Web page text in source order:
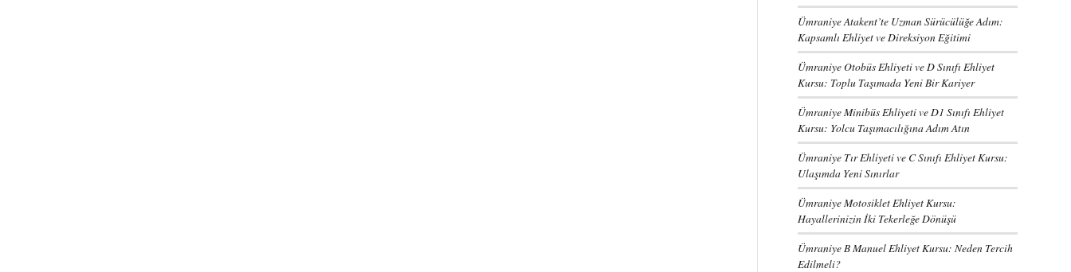
Ümraniye Atakent’te Uzman Sürücülüğe Adım:
Kapsamlı Ehliyet ve Direksiyon Eğitimi
Ümraniye Otobüs Ehliyeti ve D Sınıfı Ehliyet
Kursu: Toplu Taşımada Yeni Bir Kariyer
Ümraniye Minibüs Ehliyeti ve D1 Sınıfı Ehliyet
Kursu: Yolcu Taşımacılığına Adım Atın
Ümraniye Tır Ehliyeti ve C Sınıfı Ehliyet Kursu:
Ulaşımda Yeni Sınırlar
Ümraniye Motosiklet Ehliyet Kursu:
Hayallerinizin İki Tekerleğe Dönüşü
Ümraniye B Manuel Ehliyet Kursu: Neden Tercih
Edilmeli?